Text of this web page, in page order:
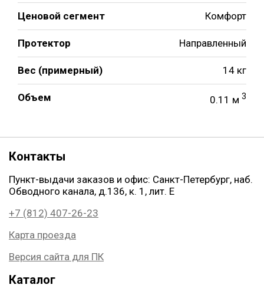
Ценовой сегмент Комфорт
Протектор Направленный
Вес (примерный) 14 кг
Объем 0.11 м 3
Контакты
Пункт-выдачи заказов и офис: Санкт-Петербург, наб.
Обводного канала, д.136, к. 1, лит. Е
+7 (812) 407-26-23
Карта проезда
Версия сайта для ПК
Каталог